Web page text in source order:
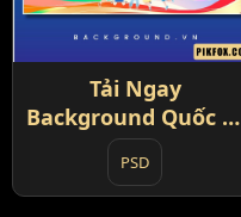
Tải Ngay
Background Quốc tế
Thiếu nhi 1-6 (10)
PSD